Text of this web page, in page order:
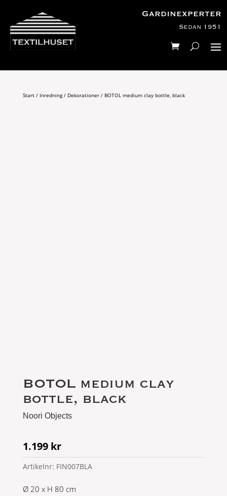
Gardinexperter
Sedan 1951
Start/ Inredning/ Dekorationer/ BOTOL medium clay bottle, black
BOTOL medium clay
bottle, black
Noori Objects
1.199 kr
Artikelnr: FIN007BLA
Ø 20 x H 80 cm